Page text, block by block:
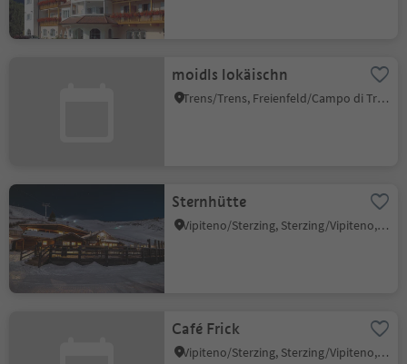
moidls lokäischn
Trens/Trens, Freienfeld/Campo di Trens, Sterzing/Vipiteno and environs
Sternhütte
Vipiteno/Sterzing, Sterzing/Vipiteno, Sterzing/Vipiteno and environs
Café Frick
Vipiteno/Sterzing, Sterzing/Vipiteno, Sterzing/Vipiteno and environs